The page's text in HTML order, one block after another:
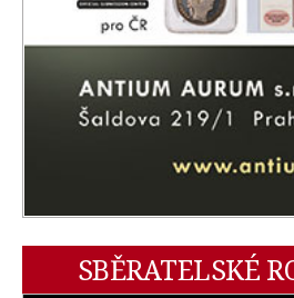
SBĚRATELSKÉ